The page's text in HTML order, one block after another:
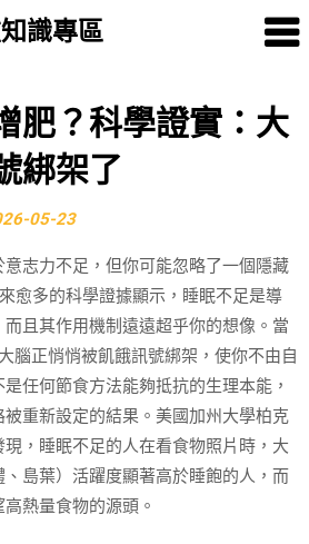
識專區
肥？科學證實：大
綁架了
05-23
志力不足，但你可能忽略了一個隱藏
愈多的科學證據顯示，睡眠不足是導
且其作用機制遠遠超乎你的想像。當
腦正悄悄被飢餓訊號綁架，使你不由自
任何節食方法能夠抵抗的生理本能，
重新設定的結果。美國加州大學柏克
，睡眠不足的人在看食物照片時，大
島葉）活躍度顯著高於睡飽的人，而
熱量食物的源頭。